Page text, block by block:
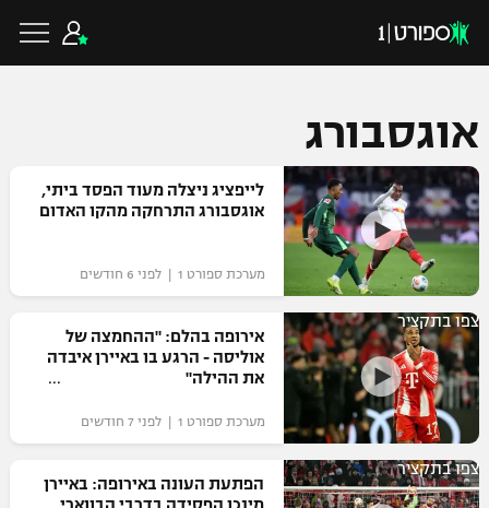
כדורגל ישראלי
ליגת העל
גביע הטוטו
ליגיונרים
גביע המדינה
כדורגל עולמי
ליגת האלופות
ליגה אירופית
ליגה אנגלית
ליגה גרמנית
כדורסל ישראלי
ליגת ווינר סל
ליגה לאומית
כדורסל עולמי
NBA
ענפים נוספים
אוגסבורג
לייפציג ניצלה מעוד הפסד ביתי,
אוגסבורג התרחקה מהקו האדום
מערכת ספורט 1 | לפני 6 חודשים
צפו בתקציר
אירופה בהלם: "ההחמצה של
אוליסה - הרגע בו באיירן איבדה
את ההילה"
מערכת ספורט 1 | לפני 7 חודשים
צפו בתקציר
הפתעת העונה באירופה: באיירן
מינכן הפסידה בדרבי הבווארי